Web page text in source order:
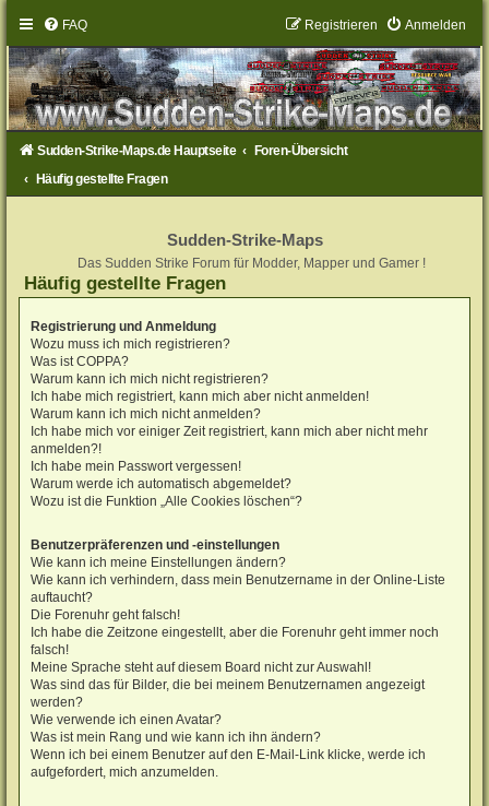
FAQ Anmelden
Registrieren
Sudden-Strike-Maps.de Hauptseite
Foren-Übersicht
Häufig gestellte Fragen
Sudden-Strike-Maps
Das Sudden Strike Forum für Modder, Mapper und Gamer !
Häufig gestellte Fragen
Registrierung und Anmeldung
Wozu muss ich mich registrieren?
Was ist COPPA?
Warum kann ich mich nicht registrieren?
Ich habe mich registriert, kann mich aber nicht anmelden!
Warum kann ich mich nicht anmelden?
Ich habe mich vor einiger Zeit registriert, kann mich aber nicht mehr
anmelden?!
Ich habe mein Passwort vergessen!
Warum werde ich automatisch abgemeldet?
Wozu ist die Funktion „Alle Cookies löschen“?
Benutzerpräferenzen und -einstellungen
Wie kann ich meine Einstellungen ändern?
Wie kann ich verhindern, dass mein Benutzername in der Online-Liste
auftaucht?
Die Forenuhr geht falsch!
Ich habe die Zeitzone eingestellt, aber die Forenuhr geht immer noch
falsch!
Meine Sprache steht auf diesem Board nicht zur Auswahl!
Was sind das für Bilder, die bei meinem Benutzernamen angezeigt
werden?
Wie verwende ich einen Avatar?
Was ist mein Rang und wie kann ich ihn ändern?
Wenn ich bei einem Benutzer auf den E-Mail-Link klicke, werde ich
aufgefordert, mich anzumelden.